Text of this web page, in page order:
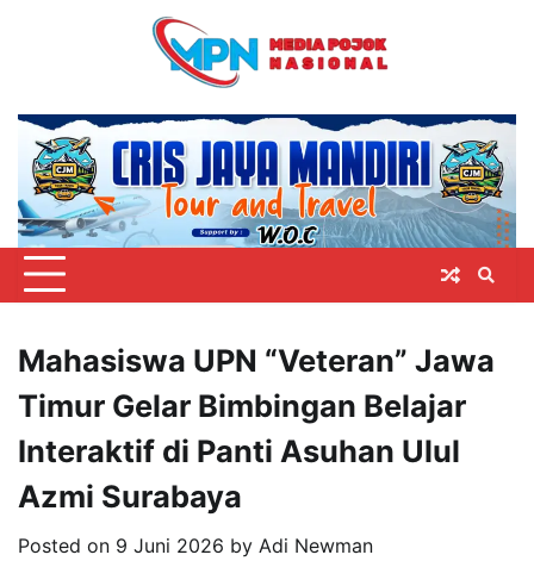
Mahasiswa UPN “Veteran” Jawa
Timur Gelar Bimbingan Belajar
Interaktif di Panti Asuhan Ulul
Azmi Surabaya
Posted on 9 Juni 2026 by Adi Newman